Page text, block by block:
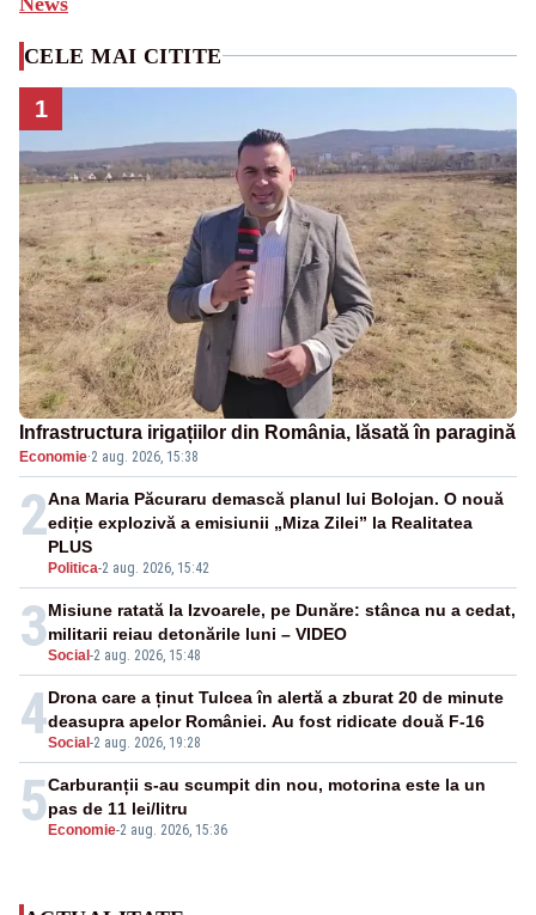
CELE MAI CITITE
1
Infrastructura irigațiilor din România, lăsată în paragină
Economie·2 aug. 2026, 15:38
2
Politica-2 aug. 2026, 15:42
Ana Maria Păcuraru demască planul lui Bolojan. O nouă
ediție explozivă a emisiunii „Miza Zilei” la Realitatea
PLUS
3Social -2 aug. 2026, 15:48
Misiune ratată la Izvoarele, pe Dunăre: stânca nu a cedat,
militarii reiau detonările luni – VIDEO
4Social -2 aug. 2026, 19:28
Drona care a ținut Tulcea în alertă a zburat 20 de minute
deasupra apelor României. Au fost ridicate două F-16
5 Economie-2 aug. 2026, 15:36
Carburanții s-au scumpit din nou, motorina este la un
pas de 11 lei/litru